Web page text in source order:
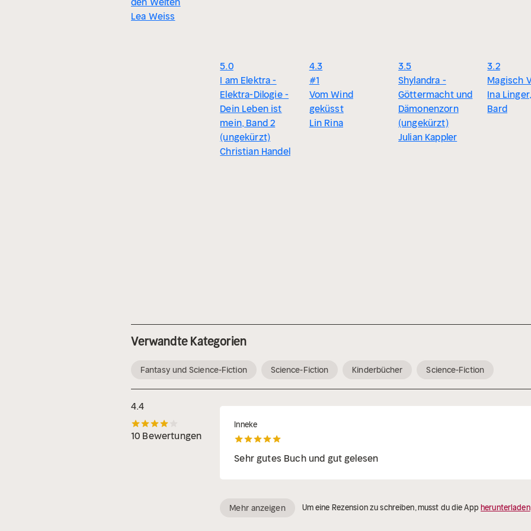
Lea Weiss
5.0
I am Elektra -
Elektra-Dilogie -
Dein Leben ist
mein, Band 2
(ungekürzt)
Christian Handel
4.3
#1
Vom Wind
geküsst
Lin Rina
3.5
Shylandra -
Göttermacht und
Dämonenzorn
(ungekürzt)
Julian Kappler
3.2
Magisch
Ina
Bard
Verwandte Kategorien
Fantasy und Science-Fiction Science-Fiction Kinderbücher Science-Fiction
4.4
10 Bewertungen
Inneke
Sehr gutes Buch und gut gelesen
Mehr anzeigen Um eine Rezension zu schreiben, musst du die Appherunterladen